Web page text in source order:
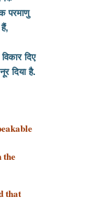
परमाणु
दिए
दिया है.
that